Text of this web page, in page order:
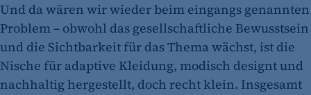
Und da wären wir wieder beim eingangs genannten
Problem – obwohl das gesellschaftliche Bewusstsein
und die Sichtbarkeit für das Thema wächst, ist die
Nische für adaptive Kleidung, modisch designt und
nachhaltig hergestellt, doch recht klein. Insgesamt